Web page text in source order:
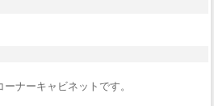
ナーキャビネットです。